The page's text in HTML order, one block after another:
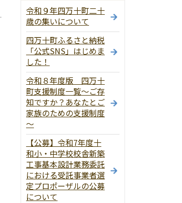
令和９年四万十町二十
歳の集いについて
四万十町ふるさと納税
「公式SNS」はじめま
した！
令和８年度版 四万十
町支援制度一覧～ご存
知ですか？あなたとご
家族のための支援制度
～
【公募】令和7年度十
和小・中学校校舎新築
工事基本設計業務委託
における受託事業者選
定プロポーザルの公募
について